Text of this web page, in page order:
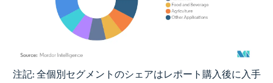
画像 © Mordor Intelligence。再利用にはCC BY 4.0の表示が必要です。
注記: 全個別セグメントのシェアはレポート購入後に入手